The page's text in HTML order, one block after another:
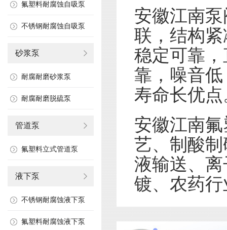
氟塑料耐腐蚀自吸泵
不锈钢耐腐蚀自吸泵
砂浆泵
耐腐耐磨砂浆泵
耐腐耐磨脱硫泵
管道泵
氟塑料立式管道泵
液下泵
不锈钢耐腐蚀液下泵
氟塑料耐腐蚀液下泵
安徽江南
联，结构
稳定可靠
靠，噪音
寿命长优点
安徽江南
艺、制酸
液输送、
镀、农药